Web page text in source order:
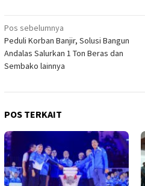
Navigasi
pos
Pos sebelumnya
Peduli Korban Banjir, Solusi Bangun
Andalas Salurkan 1 Ton Beras dan
Sembako lainnya
POS TERKAIT